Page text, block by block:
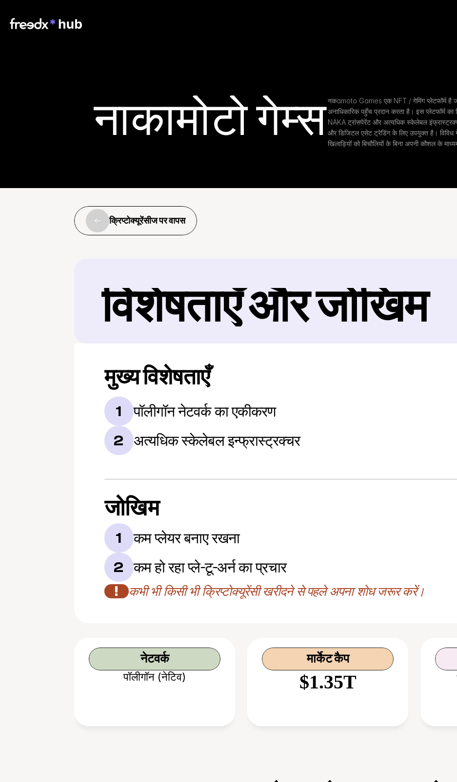
नाकामोटो गेम्सनकamoto Games एक NFT / गेमिंग प्लेटफॉर्म है
अनाधिकारिक पहुँच प्रदान करता है। इस प्लेटफॉर्म
NAKA ट्रांसपेरेंट और अत्यधिक स्केलेबल
और डिजिटल एसेट ट्रेडिंग के लिए उपयुक्त है।
खिलाड़ियों को बिचौलियों के बिना अपनी कौशल के
क्रिप्टोक्यूरेंसीज पर वापस
विशेषताएँ और जोखिम
मुख्य विशेषताएँ
1 पॉलीगॉन नेटवर्क का एकीकरण
2 अत्यधिक स्केलेबल इन्फ्रास्ट्रक्चर
जोखिम
1 कम प्लेयर बनाए रखना
2 कम हो रहा प्ले-टू-अर्न का प्रचार
! कभी भी किसी भी क्रिप्टोक्यूरेंसी खरीदने से पहले अपना शोध जरूर करें।
नेटवर्क
पॉलीगॉन (नेटिव)
मार्केट कैप
$1.35T